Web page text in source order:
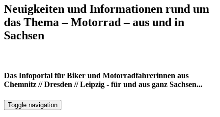
Neuigkeiten und Informationen rund um
das Thema – Motorrad – aus und in
Sachsen
Das Infoportal für Biker und Motorradfahrerinnen aus
Chemnitz // Dresden // Leipzig - für und aus ganz Sachsen...
Toggle navigation